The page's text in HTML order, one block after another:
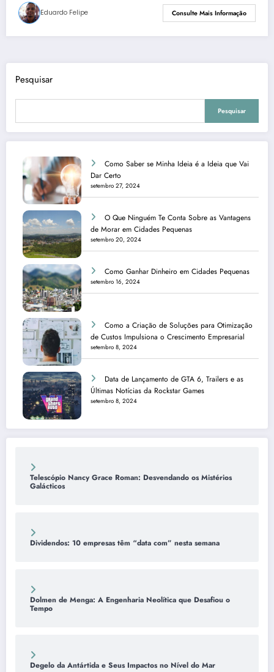
Eduardo Felipe Consulte Mais Informação
Pesquisar
Pesquisar
Como Saber se Minha Ideia é a Ideia que Vai
Dar Certo
setembro 27, 2024
O Que Ninguém Te Conta Sobre as Vantagens
de Morar em Cidades Pequenas
setembro 20, 2024
Como Ganhar Dinheiro em Cidades Pequenas
setembro 16, 2024
Como a Criação de Soluções para Otimização
de Custos Impulsiona o Crescimento Empresarial
setembro 8, 2024
Data de Lançamento de GTA 6, Trailers e as
Últimas Notícias da Rockstar Games
setembro 8, 2024
Telescópio Nancy Grace Roman: Desvendando os Mistérios
Galácticos
Dividendos: 10 empresas têm “data com” nesta semana
Dolmen de Menga: A Engenharia Neolítica que Desafiou o
Tempo
Degelo da Antártida e Seus Impactos no Nível do Mar